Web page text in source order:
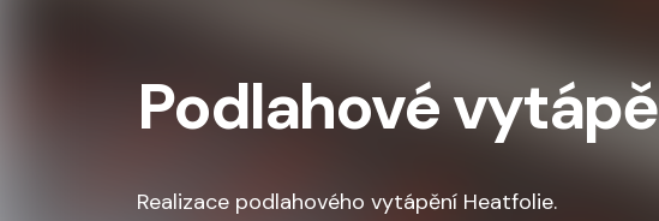
Podlahové
Realizace podlahového vytápění Heatfolie.